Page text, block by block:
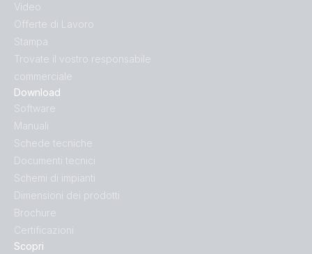
Scopri
Download
Software
Manuali
Schede tecniche
Documenti tecnici
Schemi di impianti
Dimensioni dei prodotti
Brochure
Certificazioni
Video
Offerte di Lavoro
Stampa
Trovate il vostro responsabile
commerciale